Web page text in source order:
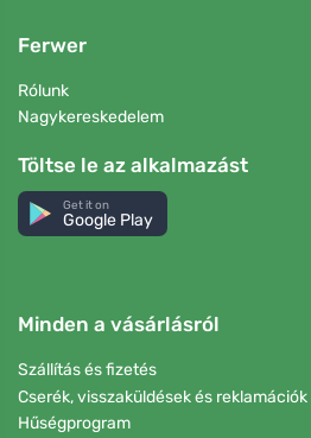
Ferwer
Rólunk
Nagykereskedelem
Töltse le az alkalmazást
Get it on
Google Play
Minden a vásárlásról
Szállítás és fizetés
Cserék, visszaküldések és reklamációk
Hűségprogram